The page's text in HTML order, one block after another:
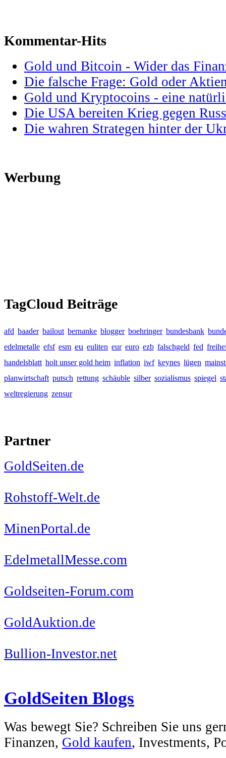
Kommentar-Hits
Gold und Bitcoin - Wider das
Die falsche Frage: Gold oder
Gold und Kryptocoins - eine
Die USA bereiten Krieg gegen
Die wahren Strategen hinter der
Werbung
TagCloud Beiträge
afd baader bailout bernanke blogger boehringer bundesbank
edelmetalle efsf esm eu euliten eur euro ezb falschgeld fed
handelsblatt holt unser gold heim inflation iwf keynes lügen
planwirtschaft putsch rettung schäuble silber sozialismus spiegel
weltregierung zensur
Partner
GoldSeiten.de
Rohstoff-Welt.de
MinenPortal.de
EdelmetallMesse.com
Goldseiten-Forum.com
GoldAuktion.de
Bullion-Investor.net
GoldSeiten Blogs
Was bewegt Sie? Schreiben Sie uns
Finanzen, Gold kaufen, Investments,